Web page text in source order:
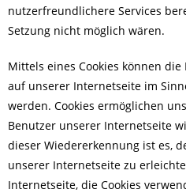
nutzerfreundlichere Services
Setzung nicht möglich wären.
Mittels eines Cookies können
auf unserer Internetseite im
werden. Cookies ermöglichen
Benutzer unserer Internetseite
dieser Wiedererkennung ist es,
unserer Internetseite zu
Internetseite, die Cookies